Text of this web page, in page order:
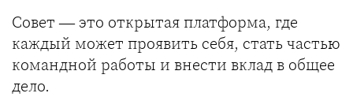
Совет — это открытая платформа, где
каждый может проявить себя, стать частью
командной работы и внести вклад в общее
дело.